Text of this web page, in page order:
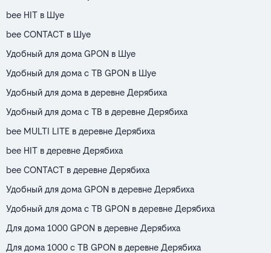
bee HIT в Шуе
bee CONTACT в Шуе
Удобный для дома GPON в Шуе
Удобный для дома с ТВ GPON в Шуе
Удобный для дома в деревне Дерябиха
Удобный для дома с ТВ в деревне Дерябиха
bee MULTI LITE в деревне Дерябиха
bee HIT в деревне Дерябиха
bee CONTACT в деревне Дерябиха
Удобный для дома GPON в деревне Дерябиха
Удобный для дома с ТВ GPON в деревне Дерябиха
Для дома 1000 GPON в деревне Дерябиха
Для дома 1000 с ТВ GPON в деревне Дерябиха